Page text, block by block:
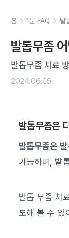
홈 1분 FAQ 발
발톱무좀
발톱무좀 치료
2024.06.05
발톱무좀은
발톱무좀은
가능하며, 발
발톱 무좀 치
도해 볼 수 있